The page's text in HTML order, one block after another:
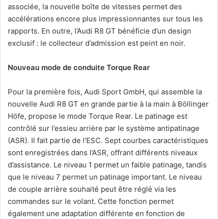
associée, la nouvelle boîte de vitesses permet des
accélérations encore plus impressionnantes sur tous les
rapports. En outre, l’Audi R8 GT bénéficie d’un design
exclusif : le collecteur d’admission est peint en noir.
Nouveau mode de conduite Torque Rear
Pour la première fois, Audi Sport GmbH, qui assemble la
nouvelle Audi R8 GT en grande partie à la main à Böllinger
Höfe, propose le mode Torque Rear. Le patinage est
contrôlé sur l’essieu arrière par le système antipatinage
(ASR). Il fait partie de l’ESC. Sept courbes caractéristiques
sont enregistrées dans l’ASR, offrant différents niveaux
d’assistance. Le niveau 1 permet un faible patinage, tandis
que le niveau 7 permet un patinage important. Le niveau
de couple arrière souhaité peut être réglé via les
commandes sur le volant. Cette fonction permet
également une adaptation différente en fonction de